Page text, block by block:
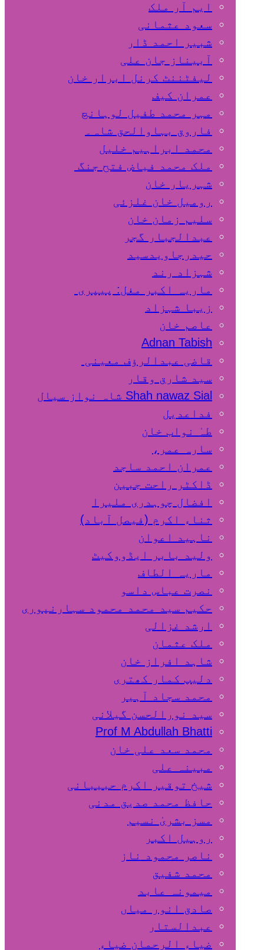
ایم آر ملک
سعود عثمانی
شبیر احمد ڈار
آبیناز جان علی
لیفٹننٹ کرنل ابرار خان
عمران کیف
مہر محمد طفیل لوہانچ
فاروق بہاوالحق شاہ۔
محمد ابراہیم خلیل
ملک محمد فیاض فتح جنگ
شہریار خان
رومیل خان غلزئی
سلیم زمان خان
عبدالجبار گجر
حیدرجاویدسید
شہزاد رند
ماریہ اکبر مغل: پیپری
زیبا شہزاد
عاصم خان
Adnan Tabish
قاضی عبدالرؤف معینی
سید شارق وقار
Shah nawaz Sial شاہ نواز سیال
فداعدیل
طہٰ نواب خان
سارہ عمر،
عمران احمد ساجد
ڈاکٹر راحت جبین
افضال چوہدری ملیرا
ثناء اکرم (فیصل آباد)
ناہید اعوان
ولید بابر ایڈووکیٹ
ماریہ الطاف
نصرت عباس داسو
حکیم سید محمد محمود سہارنپوری
ارشد غزالی
ملک عثمان
شاہد افراز خان
دلیپ کمار کھتری
محمد سجاد آہیر
سید نورالحسن گیلانی
Prof M Abdullah Bhatti
محمد سعد علی خان
مبینہ علی
شیخ توقیر اکرم حبیبانی
حافظ محمد صدیق مدنی
مسز بشریٰ نسیم
روہیل اکبر
ناصر محمود ناز
محمد شفیق
میمونہ عابد
صادق انور میاں
عبدالستار
ضیاء الرحمان ضیاء